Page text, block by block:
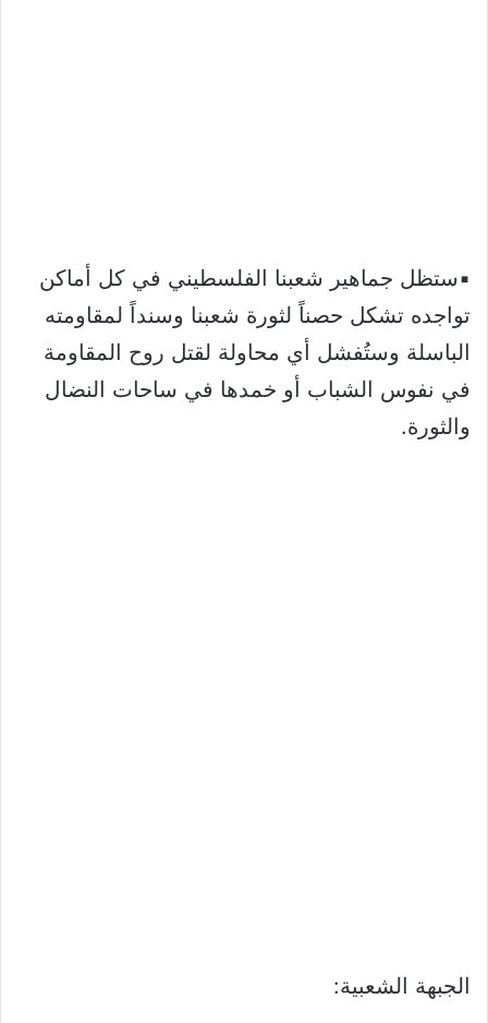
▪️ستظل جماهير شعبنا الفلسطيني في كل أماكن
تواجده تشكل حصناً لثورة شعبنا وسنداً لمقاومته
الباسلة وستُفشل أي محاولة لقتل روح المقاومة
في نفوس الشباب أو خمدها في ساحات النضال
والثورة.
الجبهة الشعبية: